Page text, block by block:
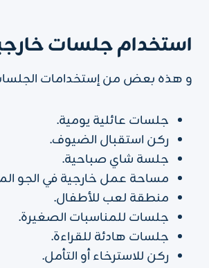
استخدام جلسات
و هذه بعض من إستخدامات
جلسات عائلية يومية.
ركن استقبال الضيوف.
جلسة شاي صباحية.
مساحة عمل خارجية في الجو
منطقة لعب للأطفال.
جلسات للمناسبات الصغيرة.
جلسات هادئة للقراءة.
ركن للاسترخاء أو التأمل.